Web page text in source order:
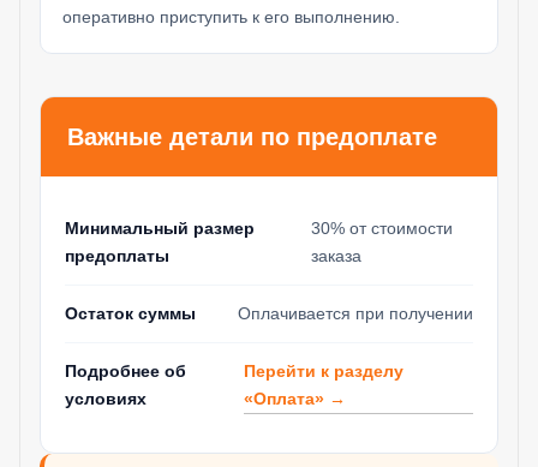
оперативно приступить к его выполнению.
Важные детали по предоплате
Минимальный размер
предоплаты
30% от стоимости
заказа
Остаток суммы Оплачивается при получении
Подробнее об
условиях
Перейти к разделу
«Оплата» →